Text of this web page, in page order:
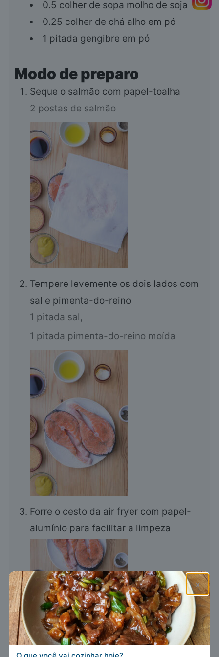
0.5 colher de sopa molho de soja
0.25 colher de chá alho em pó
1 pitada gengibre em pó
Modo de preparo
Seque o salmão com papel-toalha
2 postas de salmão
Tempere levemente os dois lados com
sal e pimenta-do-reino
1 pitada sal,
1 pitada pimenta-do-reino moída
Forre o cesto da air fryer com papel-
alumínio para facilitar a limpeza
×
O que você vai cozinhar hoje?